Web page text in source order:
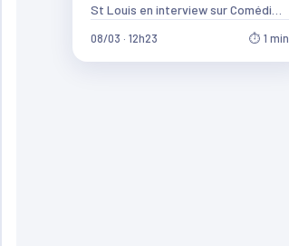
St Louis en interview sur Comédie+
« Comediscope ». « La sauce
tomate de chez nous…
08/03 · 12h23 ⏱ 1 min